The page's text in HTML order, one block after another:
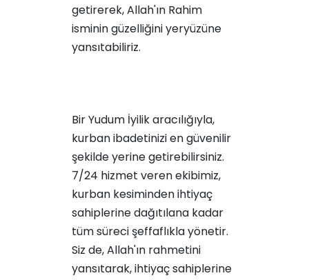
getirerek, Allah'ın Rahim
isminin güzelliğini yeryüzüne
yansıtabiliriz.
Bir Yudum İyilik aracılığıyla,
kurban ibadetinizi en güvenilir
şekilde yerine getirebilirsiniz.
7/24 hizmet veren ekibimiz,
kurban kesiminden ihtiyaç
sahiplerine dağıtılana kadar
tüm süreci şeffaflıkla yönetir.
Siz de, Allah'ın rahmetini
yansıtarak, ihtiyaç sahiplerine